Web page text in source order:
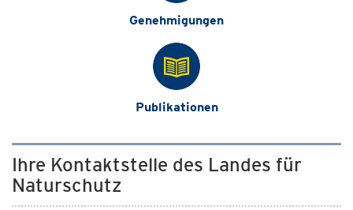
Genehmigungen
Publikationen
Ihre Kontaktstelle des Landes für
Naturschutz